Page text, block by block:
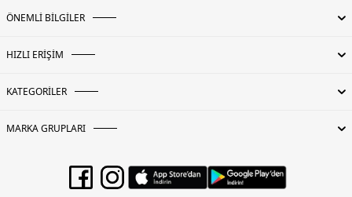
ÖNEMLİ BİLGİLER
HIZLI ERİŞİM
KATEGORİLER
MARKA GRUPLARI